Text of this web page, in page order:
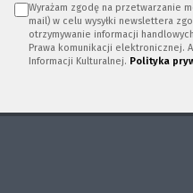
Wyrażam zgodę na przetwarzanie
mail) w celu wysyłki newslettera
otrzymywanie informacji
Prawa komunikacji elektronicznej.
Informacji Kulturalnej. Polityka